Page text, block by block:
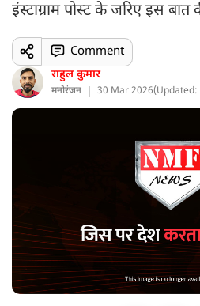
इंस्टाग्राम पोस्ट के जरिए इस बात
राहुल कुमार
मनोरंजन 30 Mar 2026(
Comment